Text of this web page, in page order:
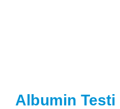
Albumin Testi